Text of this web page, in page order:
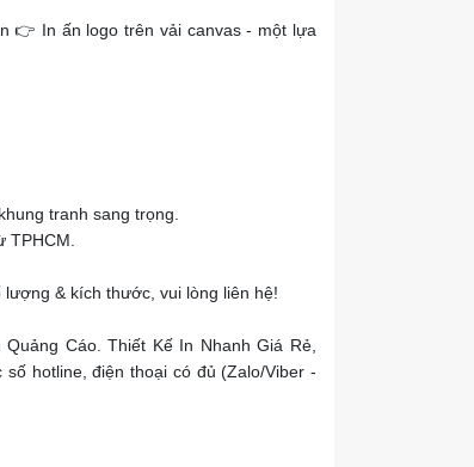
👉 In ấn logo trên vải canvas - một lựa
tranh sang trọng.
& kích thước, vui lòng liên hệ!
Cáo. Thiết Kế In Nhanh Giá Rẻ,
hotline, điện thoại có đủ (Zalo/Viber -